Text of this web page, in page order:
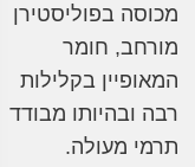
בפוליסטירן
חומר
בקלילות
מבודד
מעולה.